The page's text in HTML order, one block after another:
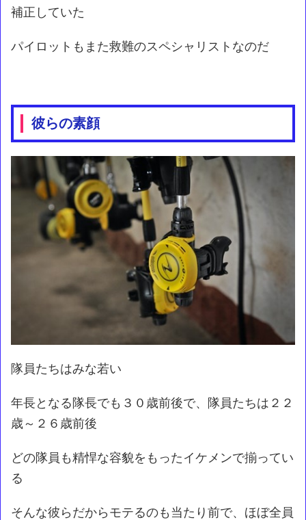
補正していた
パイロットもまた救難のスペシャリストなのだ
彼らの素顔
隊員たちはみな若い
年長となる隊長でも３０歳前後で、隊員たちは２２
歳～２６歳前後
どの隊員も精悍な容貌をもったイケメンで揃ってい
る
そんな彼らだからモテるのも当たり前で、ほぼ全員